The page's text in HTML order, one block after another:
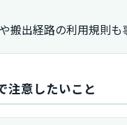
搬出経路の利用規則も
注意したいこと